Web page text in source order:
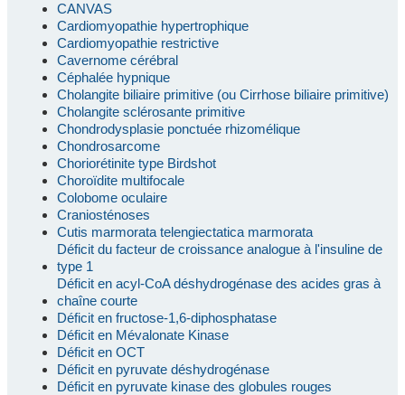
CANVAS
Cardiomyopathie hypertrophique
Cardiomyopathie restrictive
Cavernome cérébral
Céphalée hypnique
Cholangite biliaire primitive (ou Cirrhose biliaire primitive)
Cholangite sclérosante primitive
Chondrodysplasie ponctuée rhizomélique
Chondrosarcome
Choriorétinite type Birdshot
Choroïdite multifocale
Colobome oculaire
Craniosténoses
Cutis marmorata telengiectatica marmorata
Déficit du facteur de croissance analogue à l'insuline de
type 1
Déficit en acyl-CoA déshydrogénase des acides gras à
chaîne courte
Déficit en fructose-1,6-diphosphatase
Déficit en Mévalonate Kinase
Déficit en OCT
Déficit en pyruvate déshydrogénase
Déficit en pyruvate kinase des globules rouges